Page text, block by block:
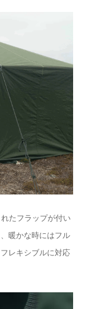
たフラップが付い
暖かな時にはフル
レキシブルに対応